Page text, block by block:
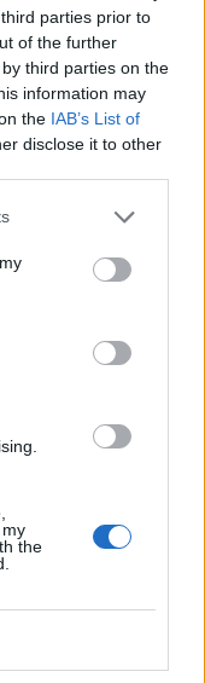
parties prior to
of the further
third parties on the
information may
the IAB’s List of
disclose it to other
the